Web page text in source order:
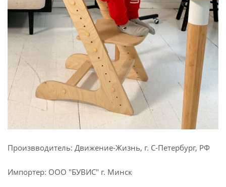
Произвводитель: Движение-Жизнь, г. С-Петербург, РФ
Импортер: ООО "БУВИС" г. Минск